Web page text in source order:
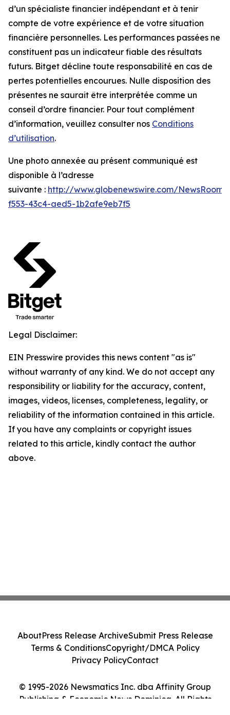
d’un spécialiste financier indépendant et à tenir
compte de votre expérience et de votre situation
financière personnelles. Les performances passées ne
constituent pas un indicateur fiable des résultats
futurs. Bitget décline toute responsabilité en cas de
pertes potentielles encourues. Nulle disposition des
présentes ne saurait être interprétée comme un
conseil d’ordre financier. Pour tout complément
d’information, veuillez consulter nos Conditions
d’utilisation.
Une photo annexée au présent communiqué est
disponible à l’adresse
suivante : http://www.globenewswire.com/
f553-43c4-aed5-1b2afe9eb7f5
Legal Disclaimer:
EIN Presswire provides this news content "as is"
without warranty of any kind. We do not accept any
responsibility or liability for the accuracy, content,
images, videos, licenses, completeness, legality, or
reliability of the information contained in this article.
If you have any complaints or copyright issues
related to this article, kindly contact the author
above.
© 1995-2026 Newsmatics Inc. dba Affinity Group
Publishing & Economic News Dominica. All Rights
AboutPress Release ArchiveSubmit Press Release
Terms & ConditionsCopyright/DMCA Policy
Privacy PolicyContact